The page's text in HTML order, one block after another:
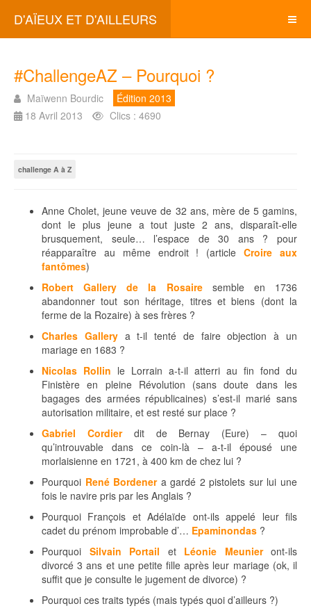
D'AÏEUX ET D'AILLEURS
#ChallengeAZ – Pourquoi ?
Maïwenn Bourdic
Édition 2013
18 Avril 2013
Clics : 4690
challenge A à Z
Anne Cholet, jeune veuve de 32 ans, mère de 5 gamins,
dont le plus jeune a tout juste 2 ans, disparaît-elle
brusquement, seule… l’espace de 30 ans ? pour
réapparaître au même endroit ! (articleCroire aux
fantômes)
Robert Gallery de la Rosaire semble en 1736
abandonner tout son héritage, titres et biens (dont la
ferme de la Rozaire) à ses frères ?
Charles Gallery a t-il tenté de faire objection à un
mariage en 1683 ?
Nicolas Rollin le Lorrain a-t-il atterri au fin fond du
Finistère en pleine Révolution (sans doute dans les
bagages des armées républicaines) s’est-il marié sans
autorisation militaire, et est resté sur place ?
Gabriel Cordier dit de Bernay (Eure) – quoi
qu’introuvable dans ce coin-là – a-t-il épousé une
morlaisienne en 1721, à 400 km de chez lui ?
Pourquoi René Bordener a gardé 2 pistolets sur lui une
fois le navire pris par les Anglais ?
Pourquoi François et Adélaïde ont-ils appelé leur fils
cadet du prénom improbable d’… Epaminondas ?
Pourquoi Silvain Portail et Léonie Meunier ont-ils
divorcé 3 ans et une petite fille après leur mariage (ok, il
suffit que je consulte le jugement de divorce) ?
Pourquoi ces traits typés (mais typés quoi d’ailleurs ?)